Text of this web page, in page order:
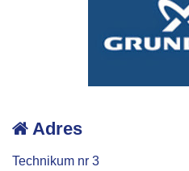
Adres
Technikum nr 3